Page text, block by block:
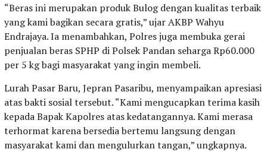
“Beras ini merupakan produk Bulog dengan kualitas terbaik
yang kami bagikan secara gratis,” ujar AKBP Wahyu
Endrajaya. Ia menambahkan, Polres juga membuka gerai
penjualan beras SPHP di Polsek Pandan seharga Rp60.000
per 5 kg bagi masyarakat yang ingin membeli.
Lurah Pasar Baru, Jepran Pasaribu, menyampaikan apresiasi
atas bakti sosial tersebut. “Kami mengucapkan terima kasih
kepada Bapak Kapolres atas kedatangannya. Kami merasa
terhormat karena bersedia bertemu langsung dengan
masyarakat kami dan mengulurkan tangan,” ungkapnya.